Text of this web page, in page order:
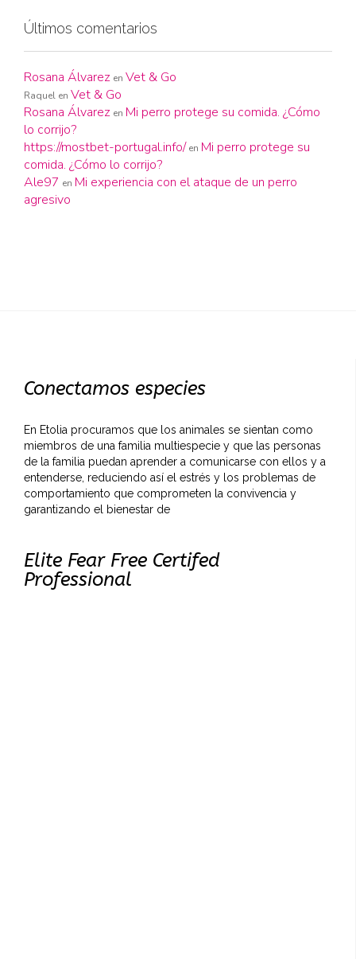
Últimos comentarios
Rosana Álvarez en Vet & Go
Raquel en Vet & Go
Rosana Álvarez en Mi perro protege su comida. ¿Cómo
lo corrijo?
https://mostbet-portugal.info/ en Mi perro protege su
comida. ¿Cómo lo corrijo?
Ale97 en Mi experiencia con el ataque de un perro
agresivo
Conectamos especies
En Etolia procuramos que los animales se sientan como
miembros de una familia multiespecie y que las personas
de la familia puedan aprender a comunicarse con ellos y a
entenderse, reduciendo así el estrés y los problemas de
comportamiento que comprometen la convivencia y
garantizando el bienestar de
Elite Fear Free Certifed
Professional